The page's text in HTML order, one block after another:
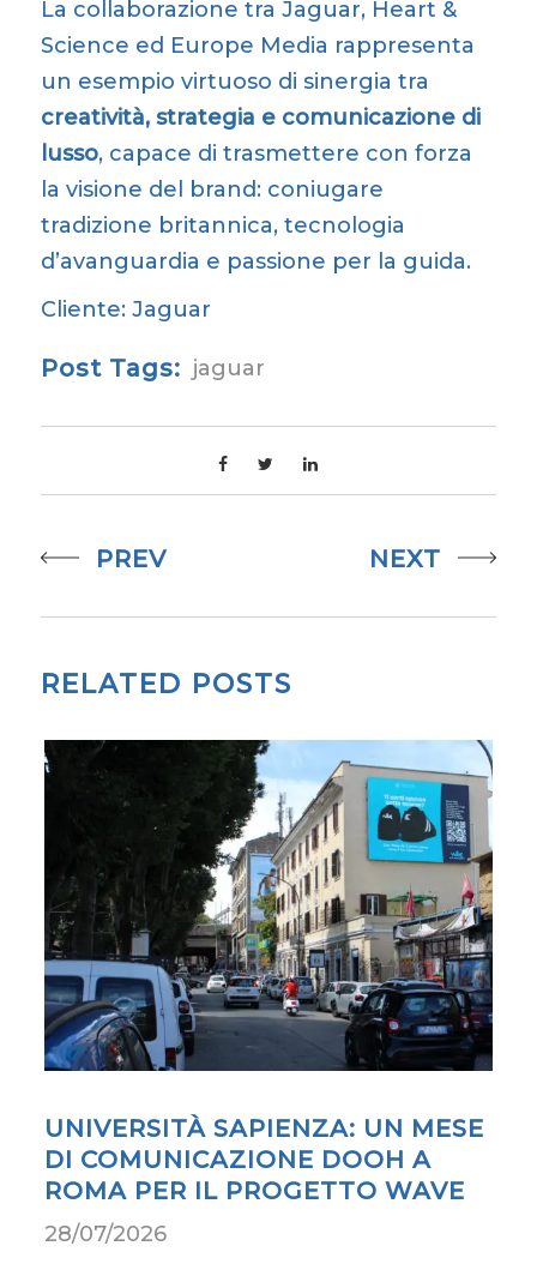
La collaborazione tra Jaguar, Heart &
Science ed Europe Media rappresenta
un esempio virtuoso di sinergia tra
creatività, strategia e comunicazione di
lusso, capace di trasmettere con forza
la visione del brand: coniugare
tradizione britannica, tecnologia
d’avanguardia e passione per la guida.
Cliente: Jaguar
Post Tags: jaguar
PREV NEXT
RELATED POSTS
UNIVERSITÀ SAPIENZA: UN MESE
DI COMUNICAZIONE DOOH A
ROMA PER IL PROGETTO WAVE
28/07/2026